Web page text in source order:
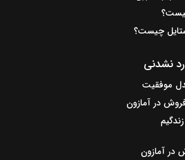
چیست؟
نشدنی
موفقیت
در آمازون
در آمازون